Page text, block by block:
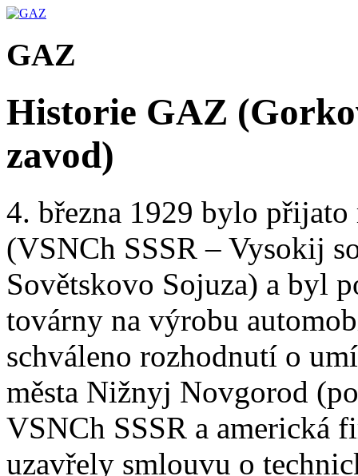
GAZ
Historie GAZ
zavod)
4. března 1929 bylo
(VSNCh SSSR – Vysokij
Sovětskovo Sojuza) a byl
továrny na výrobu
schváleno rozhodnutí o
města Nižnyj Novgorod
VSNCh SSSR a americká
uzavřely smlouvu o